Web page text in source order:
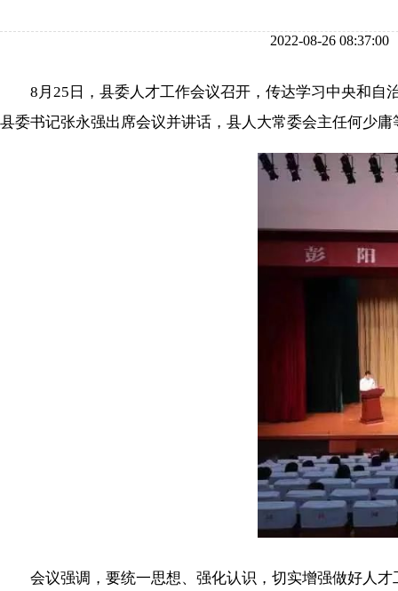
2022-08-26
8月25日，县委人才工作会议召开，传达学习中央和自
县委书记张永强出席会议并讲话，县人大常委会主任何少
会议强调，要统一思想、强化认识，切实增强做好人才